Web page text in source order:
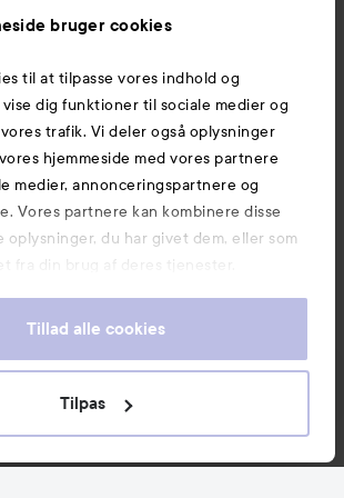
bruger cookies
til at tilpasse vores indhold og
dig funktioner til sociale medier og
trafik. Vi deler også oplysninger
hjemmeside med vores partnere
medier, annonceringspartnere og
Vores partnere kan kombinere disse
oplysninger, du har givet dem, eller som
fra din brug af deres tjenester.
Tillad alle cookies
Tilpas